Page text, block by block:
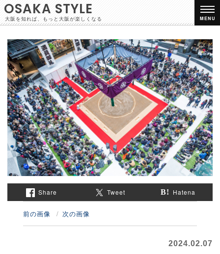
OSAKA STYLE
大阪を知れば、もっと大阪が楽しくなる MENU
Share Tweet Hatena
前の画像 次の画像
2024.02.07